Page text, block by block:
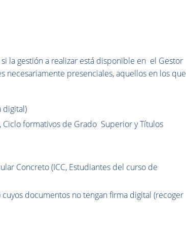
la gestión a realizar está disponible en el Gestor
necesariamente presenciales, aquellos en los que
digital)
formativos de Grado Superior y Títulos
Concreto (ICC, Estudiantes del curso de
documentos no tengan firma digital (recoger